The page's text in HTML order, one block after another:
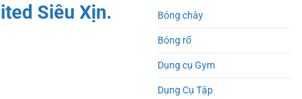
Siêu Xịn.
Bóng chày
Bóng rổ
Dụng cụ Gym
Dụng Cụ Tập